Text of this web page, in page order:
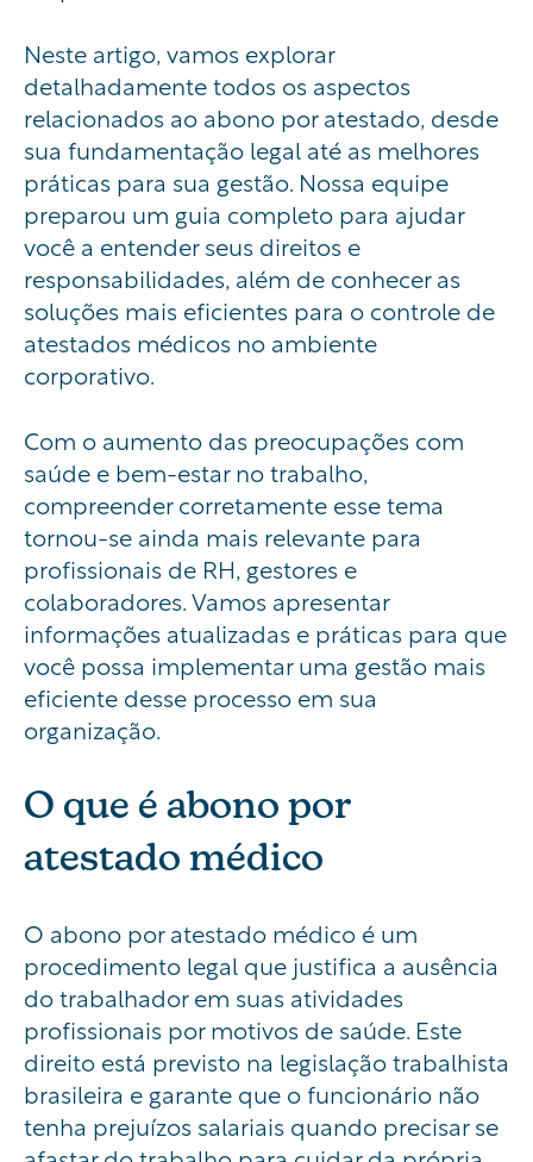
Neste artigo, vamos explorar
detalhadamente todos os aspectos
relacionados ao abono por atestado, desde
sua fundamentação legal até as melhores
práticas para sua gestão. Nossa equipe
preparou um guia completo para ajudar
você a entender seus direitos e
responsabilidades, além de conhecer as
soluções mais eficientes para o controle de
atestados médicos no ambiente
corporativo.
Com o aumento das preocupações com
saúde e bem-estar no trabalho,
compreender corretamente esse tema
tornou-se ainda mais relevante para
profissionais de RH, gestores e
colaboradores. Vamos apresentar
informações atualizadas e práticas para que
você possa implementar uma gestão mais
eficiente desse processo em sua
organização.
O que é abono por
atestado médico
O abono por atestado médico é um
procedimento legal que justifica a ausência
do trabalhador em suas atividades
profissionais por motivos de saúde. Este
direito está previsto na legislação trabalhista
brasileira e garante que o funcionário não
tenha prejuízos salariais quando precisar se